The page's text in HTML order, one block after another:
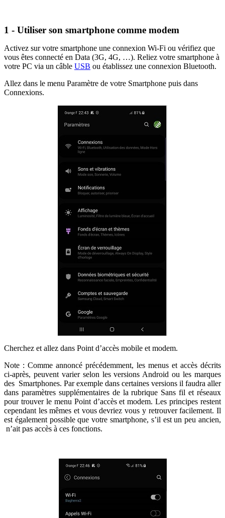
1 - Utiliser son smartphone comme modem
Activez sur votre smartphone une connexion Wi-Fi ou vérifiez que
vous êtes connecté en Data (3G, 4G, …). Reliez votre smartphone à
votre PC via un câble USB ou établissez une connexion Bluetooth.
Allez dans le menu Paramètre de votre Smartphone puis dans
Connexions.
Cherchez et allez dans Point d’accès mobile et modem.
Note : Comme annoncé précédemment, les menus et accès décrits
ci-après, peuvent varier selon les versions Android ou les marques
des Smartphones. Par exemple dans certaines versions il faudra aller
dans paramètres supplémentaires de la rubrique Sans fil et réseaux
pour trouver le menu Point d’accès et modem. Les principes restent
cependant les mêmes et vous devriez vous y retrouver facilement. Il
est également possible que votre smartphone, s’il est un peu ancien,
n’ait pas accès à ces fonctions.